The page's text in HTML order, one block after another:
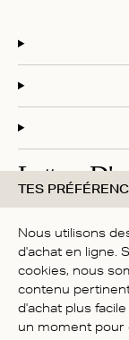
Lettres
Abonne-toi à
réduction sur
En vous inscrivant,
PAYS
TES
Nous utilisons
d'achat en ligne.
cookies, nous
contenu
d'achat plus
un moment pour